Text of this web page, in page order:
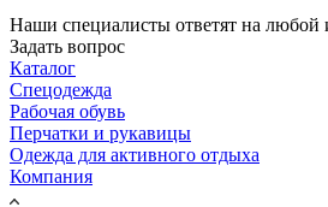
Наши специалисты ответят на
Задать вопрос
Каталог
Спецодежда
Рабочая обувь
Перчатки и рукавицы
Одежда для активного отдыха
Компания